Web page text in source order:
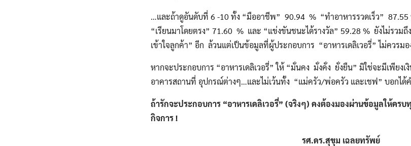
…และถ้าดูอันดับที่ 6 -10 ทั้ง “มืออาชีพ” 90.94 % “ทำอาหารรวดเร็ว”
“เรียนมาโดยตรง” 71.60 % และ “แข่งขันชนะได้รางวัล” 59.28 % ยังไม่รวมถึ
เข้าใจลูกค้า” อีก ล้วนแต่เป็นข้อมูลที่ผู้ประกอบการ “อาหารเดลิเวอรี่” ไม่ควรม
หากจะประกอบการ “อาหารเดลิเวอรี่” ให้ “มั่นคง มั่งคั่ง ยั่งยืน” มิใช่จะมีเพียง
อาคารสถานที่ อุปกรณ์ต่างๆ…และไม่เว้นทั้ง “แม่ครัว/พ่อครัว และเชฟ” บอกได้ค
ถ้ารักจะประกอบการ “อาหารเดลิเวอรี่” (จริงๆ) คงต้องมองผ่านข้อมูลให้คร
กิจการ !
รศ.ดร.สุขุม เฉลยทรัพย์